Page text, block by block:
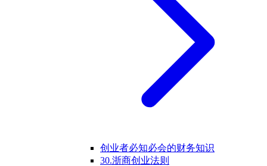
创业者必知必会的财务知识
30.浙商创业法则